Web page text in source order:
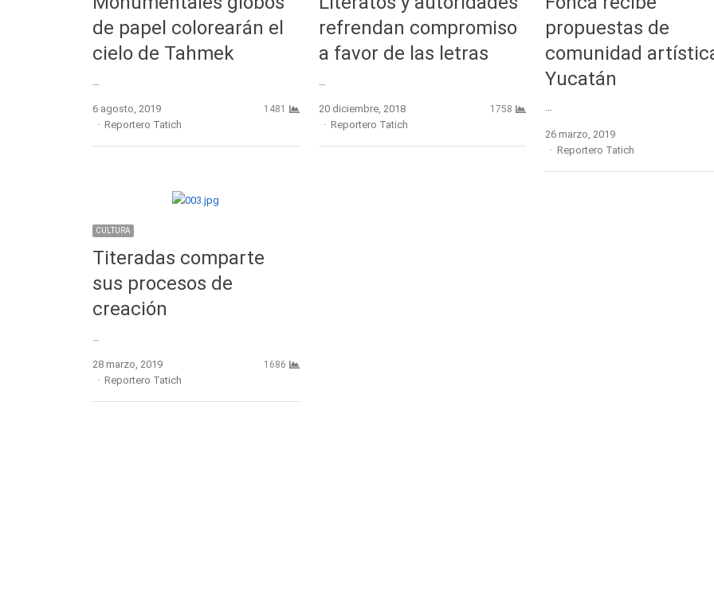
de papel colorearán el
cielo de Tahmek
6 agosto, 2019
Author
Reportero Tatich
1481
refrendan compromiso
a favor de las letras
20 diciembre, 2018
Author
Reportero Tatich
1758
propuestas de
comunidad
Yucatán
26 marzo, 2019
Author
Reportero Tatich
CULTURA
Titeradas comparte
sus procesos de
creación
28 marzo, 2019
Author
Reportero Tatich
1686